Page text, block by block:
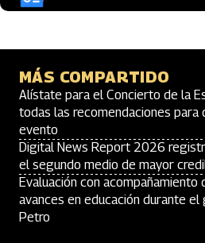
MÁS COMPARTIDO
Alístate para el Concierto de la
todas las recomendaciones
evento
Digital News Report 2026
el segundo medio de mayor
Evaluación con acompañamiento
avances en educación durante
Petro